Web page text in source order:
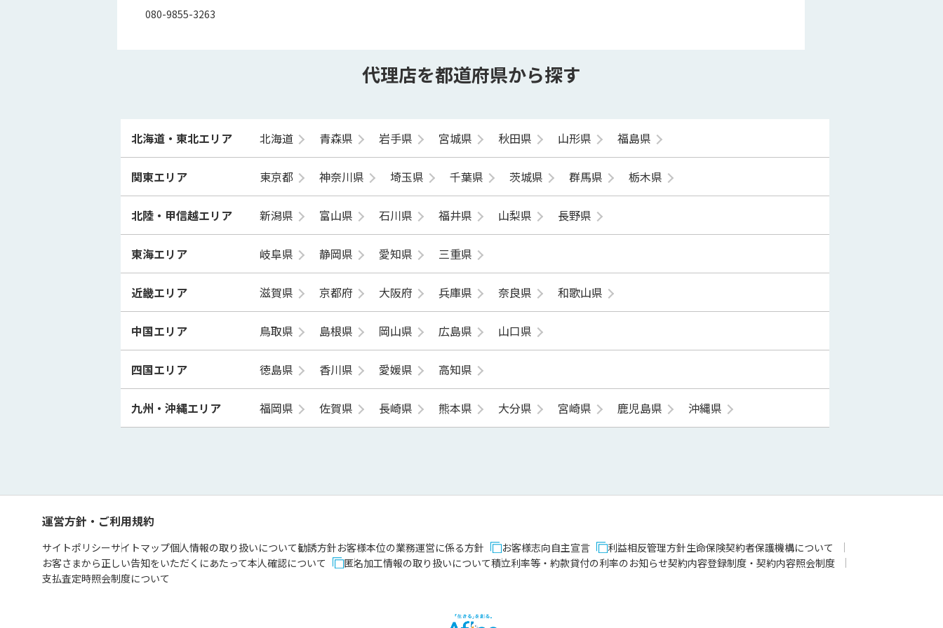
080-9855-3263
代理店を都道府県から探す
北海道・東北エリア 北海道 青森県 岩手県 宮城県 秋田県 山形県 福島県
関東エリア 東京都 神奈川県 埼玉県 千葉県 茨城県 群馬県 栃木県
北陸・甲信越エリア 新潟県 富山県 石川県 福井県 山梨県 長野県
東海エリア 岐阜県 静岡県 愛知県 三重県
近畿エリア 滋賀県 京都府 大阪府 兵庫県 奈良県 和歌山県
中国エリア 鳥取県 島根県 岡山県 広島県 山口県
四国エリア 徳島県 香川県 愛媛県 高知県
九州・沖縄エリア 福岡県 佐賀県 長崎県 熊本県 大分県 宮崎県 鹿児島県 沖縄県
運営方針・ご利用規約
サイトポリシーサイトマップ個人情報の取り扱いについて勧誘方針お客様本位の業務運営に係る方針 お客様志向自主宣言 利益相反管理方針生命保険契約者保護機構について
お客さまから正しい告知をいただくにあたって本人確認について 匿名加工情報の取り扱いについて積立利率等・約款貸付の利率のお知らせ契約内容登録制度・契約内容照会制度
支払査定時照会制度について